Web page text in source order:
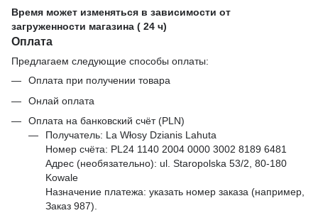
Время может изменяться в зависимости от
загруженности магазина ( 24 ч)
Оплата
Предлагаем следующие способы оплаты:
Оплата при получении товара
Онлай оплата
Оплата на банковский счёт (PLN)
Получатель: La Włosy Dzianis Lahuta
Номер счёта: PL24 1140 2004 0000 3002 8189 6481
Адрес (необязательно): ul. Staropolska 53/2, 80-180
Kowale
Назначение платежа: указать номер заказа (например,
Заказ 987).